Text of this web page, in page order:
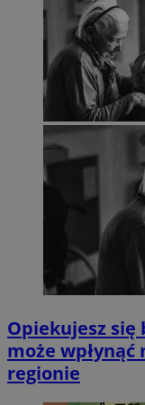
Opiekujesz się
może wpłynąć
regionie